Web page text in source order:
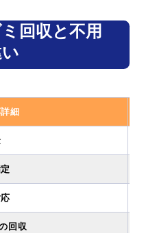
回収と不用
細
回収